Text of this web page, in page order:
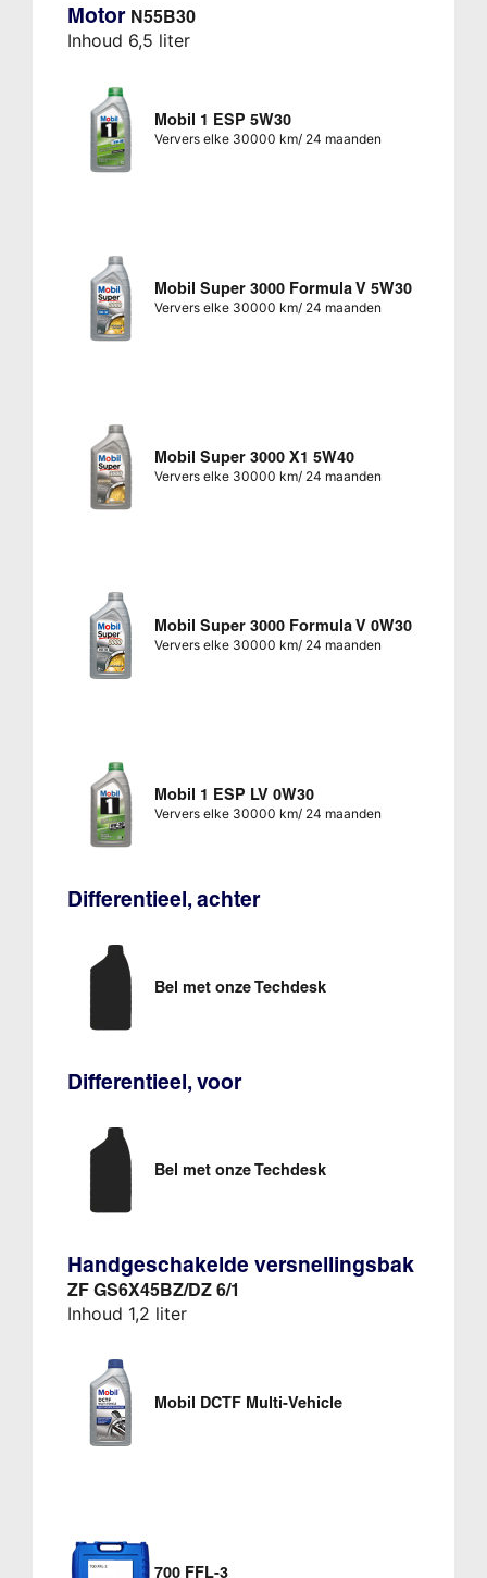
Motor N55B30
Inhoud 6,5 liter
Mobil 1 ESP 5W30
Ververs elke 30000 km/ 24 maanden
Mobil Super 3000 Formula V 5W30
Ververs elke 30000 km/ 24 maanden
Mobil Super 3000 X1 5W40
Ververs elke 30000 km/ 24 maanden
Mobil Super 3000 Formula V 0W30
Ververs elke 30000 km/ 24 maanden
Mobil 1 ESP LV 0W30
Ververs elke 30000 km/ 24 maanden
Differentieel, achter
Bel met onze Techdesk
Differentieel, voor
Bel met onze Techdesk
Handgeschakelde versnellingsbak
ZF GS6X45BZ/DZ 6/1
Inhoud 1,2 liter
Mobil DCTF Multi-Vehicle
700 FFL-3